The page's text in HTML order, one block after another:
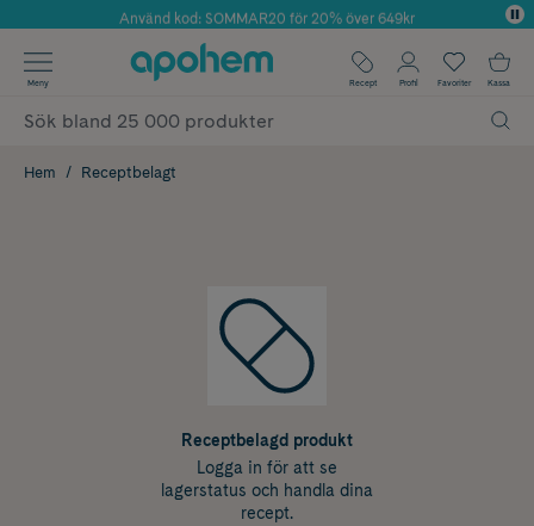
Årets Butik 2025 inom Skönhet
Använd kod: SOMMAR20 för 20% över 649kr
✓ Fri frakt
✓ Poäng på alla köp*
Meny Recept Profil Favoriter Kassa
Hem Receptbelagt
Receptbelagd produkt
Logga in för att se
lagerstatus och handla dina
recept.